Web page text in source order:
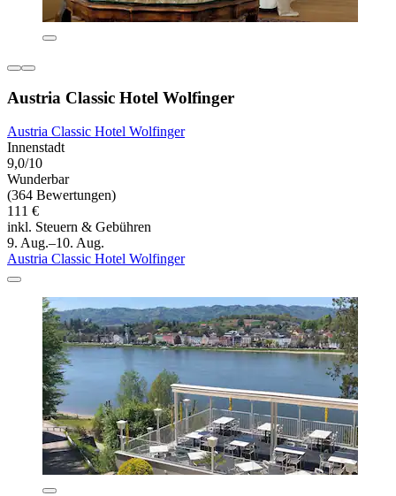
Austria Classic Hotel Wolfinger
Austria Classic Hotel Wolfinger
Innenstadt
9,0/10
Wunderbar
(364 Bewertungen)
111 €
inkl. Steuern & Gebühren
9. Aug.–10. Aug.
Austria Classic Hotel Wolfinger